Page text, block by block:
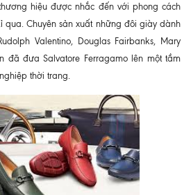
hiệu được nhắc đến với phong cách
qua. Chuyên sản xuất những đôi giày dành
Valentino, Douglas Fairbanks, Mary
đã đưa Salvatore Ferragamo lên một tầm
thời trang.